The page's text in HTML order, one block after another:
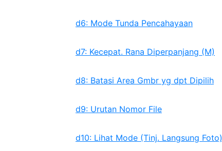
d6: Mode Tunda Pencahayaan
d7: Kecepat. Rana Diperpanjang (M)
d8: Batasi Area Gmbr yg dpt Dipilih
d9: Urutan Nomor File
d10: Lihat Mode (Tinj. Langsung Foto)